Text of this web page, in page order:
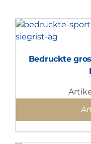
Bedruckte